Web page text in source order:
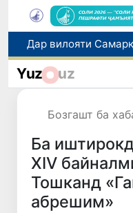
Yuz uz
Бозгашт ба
Ба
XIV
Тошканд
абрешим»